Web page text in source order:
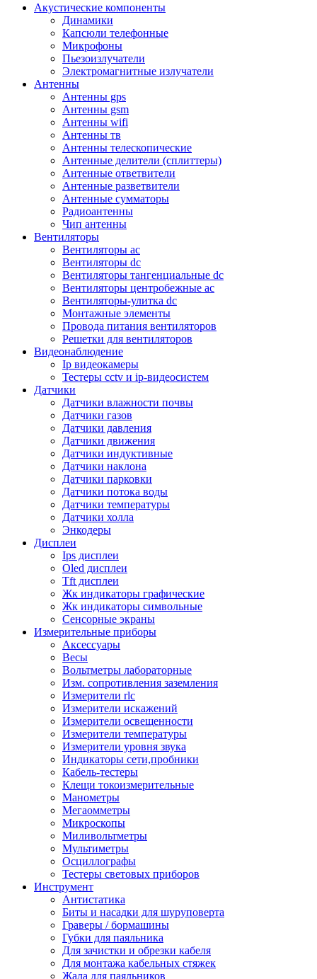
Акустические компоненты
Динамики
Капсюли телефонные
Микрофоны
Пьезоизлучатели
Электромагнитные излучатели
Антенны
Антенны gps
Антенны gsm
Антенны wifi
Антенны тв
Антенны телескопические
Антенные делители (сплиттеры)
Антенные ответвители
Антенные разветвители
Антенные сумматоры
Радиоантенны
Чип антенны
Вентиляторы
Вентиляторы ac
Вентиляторы dc
Вентиляторы тангенциальные dc
Вентиляторы центробежные ac
Вентиляторы-улитка dc
Монтажные элементы
Провода питания вентиляторов
Решетки для вентиляторов
Видеонаблюдение
Ip видеокамеры
Тестеры cctv и ip-видеосистем
Датчики
Датчики влажности почвы
Датчики газов
Датчики давления
Датчики движения
Датчики индуктивные
Датчики наклона
Датчики парковки
Датчики потока воды
Датчики температуры
Датчики холла
Энкодеры
Дисплеи
Ips дисплеи
Oled дисплеи
Tft дисплеи
Жк индикаторы графические
Жк индикаторы символьные
Сенсорные экраны
Измерительные приборы
Аксессуары
Весы
Вольтметры лабораторные
Изм. сопротивления заземления
Измерители rlc
Измерители искажений
Измерители освещенности
Измерители температуры
Измерители уровня звука
Индикаторы сети,пробники
Кабель-тестеры
Клещи токоизмерительные
Манометры
Мегаомметры
Микроскопы
Миливольтметры
Мультиметры
Осциллографы
Тестеры световых приборов
Инструмент
Антистатика
Биты и насадки для шуруповерта
Граверы / бормашины
Губки для паяльника
Для зачистки и обрезки кабеля
Для монтажа кабельных стяжек
Жала для паяльников